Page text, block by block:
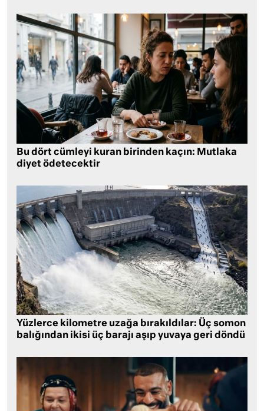
Bu dört cümleyi kuran birinden kaçın: Mutlaka
diyet ödetecektir
Yüzlerce kilometre uzağa bırakıldılar: Üç somon
balığından ikisi üç barajı aşıp yuvaya geri döndü